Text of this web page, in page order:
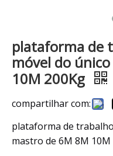
plataforma de
móvel do
10M 200Kg
compartilhar com:
plataforma de
mastro de 6M 8M 10M